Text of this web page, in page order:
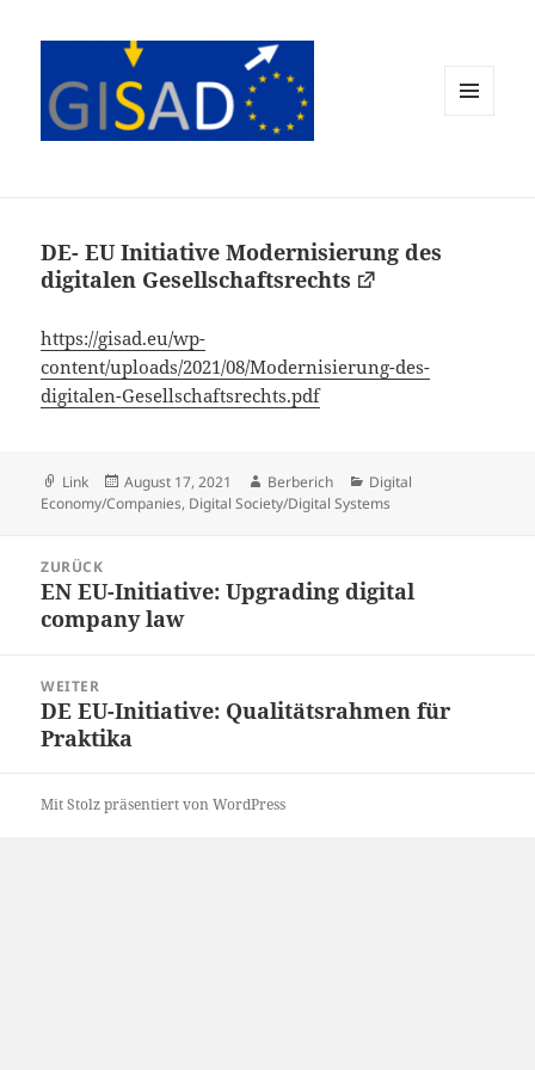
DE- EU Initiative Modernisierung des
digitalen Gesellschaftsrechts
https://gisad.eu/wp-
content/uploads/2021/08/Modernisierung-des-
digitalen-Gesellschaftsrechts.pdf
Format
Link
Veröffentlicht
am
August 17, 2021 Autor
Berberich Kategorien
Digital
Economy/Companies, Digital Society/Digital Systems
Navigation
ZURÜCK
Vorheriger
Beitrag:
EN EU-Initiative: Upgrading digital
company law
WEITER
Nächster
Beitrag:
DE EU-Initiative: Qualitätsrahmen für
Praktika
Mit Stolz präsentiert von WordPress